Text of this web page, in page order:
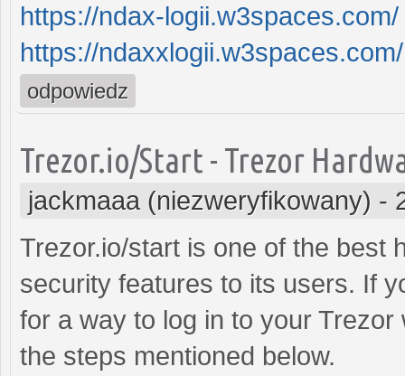
https://ndax-logii.w3spaces.com/
https://ndaxxlogii.w3spaces.com/
odpowiedz
Trezor.io/Start - Trezor
jackmaaa (niezweryfikowany) -
Trezor.io/start is one of the best
security features to its users. If
for a way to log in to your
the steps mentioned below.